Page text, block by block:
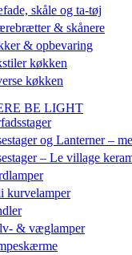
skåle og ta-tøj
& skånere
& opbevaring
køkken
køkken
BE LIGHT
og Lanterner –
– Le village
kurvelamper
& væglamper